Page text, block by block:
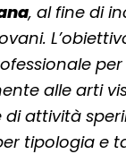
, al fine di
per
alle arti
attività
tipologia e